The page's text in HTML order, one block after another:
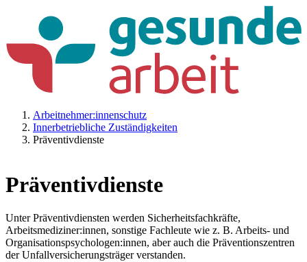
Arbeitnehmer:innenschutz
Innerbetriebliche Zuständigkeiten
Präventivdienste
Präventivdienste
Unter Präventivdiensten werden Sicherheitsfachkräfte,
Arbeitsmediziner:innen, sonstige Fachleute wie z. B. Arbeits- und
Organisationspsychologen:innen, aber auch die Präventionszentren
der Unfallversicherungsträger verstanden.